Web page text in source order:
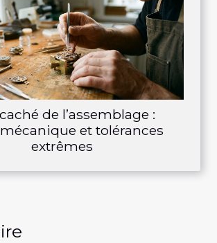
caché de l’assemblage :
et tolérances
extrêmes